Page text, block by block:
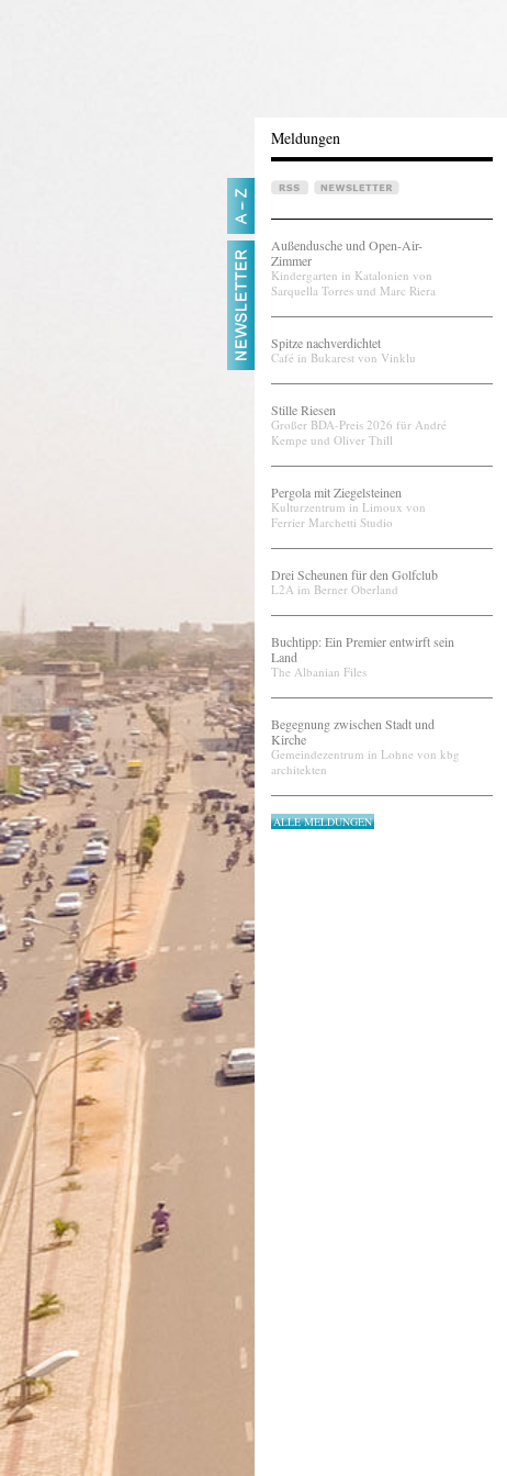
Meldungen
Außendusche und Open-Air-
Zimmer
Kindergarten in Katalonien von
Sarquella Torres und Marc Riera
Spitze nachverdichtet
Café in Bukarest von Vinklu
Stille Riesen
Großer BDA-Preis 2026 für André
Kempe und Oliver Thill
Pergola mit Ziegelsteinen
Kulturzentrum in Limoux von
Ferrier Marchetti Studio
Drei Scheunen für den Golfclub
L2A im Berner Oberland
Buchtipp: Ein Premier entwirft sein
Land
The Albanian Files
Begegnung zwischen Stadt und
Kirche
Gemeindezentrum in Lohne von kbg
architekten
ALLE MELDUNGEN